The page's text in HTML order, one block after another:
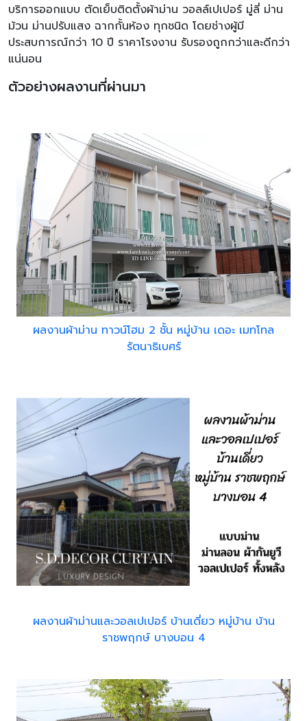
บริการออกแบบ ตัดเย็บติดตั้งผ้าม่าน วอลล์เปเปอร์ มู่ลี่ ม่าน
ม้วน ม่านปรับแสง ฉากกั้นห้อง ทุกชนิด โดยช่างผู้มี
ประสบการณ์กว่า 10 ปี ราคาโรงงาน รับรองถูกกว่าและดีกว่า
แน่นอน
ตัวอย่างผลงานที่ผ่านมา
ผลงานผ้าม่าน ทาวน์โฮม 2 ชั้น หมู่บ้าน เดอะ เมทโทล
รัตนาธิเบศร์
ผลงานผ้าม่านและวอลเปเปอร์ บ้านเดี่ยว หมู่บ้าน บ้าน
ราชพฤกษ์ บางบอน 4